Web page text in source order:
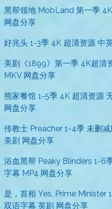
黑帮领地 MobLand 第一季
网盘分享
好兆头 1-3季 4K 超清资源 中
美剧《1899》第一季 4K超清
MKV 网盘分享
熊家餐馆 1-5季 4K 超清资源
网盘分享
传教士 Preacher 1-4季 未删
美剧 网盘分享
浴血黑帮 Peaky Blinders 1-6
字幕 MP4 网盘分享
是，首相 Yes, Prime Minister
双语字幕 英剧 网盘分享